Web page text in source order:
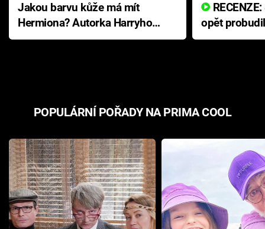
Jakou barvu kůže má mít
Hermiona? Autorka Harryho
Pottera přišla s ráznou
opět
přichází s
POPULÁRNÍ POŘADY NA PRIMA COOL